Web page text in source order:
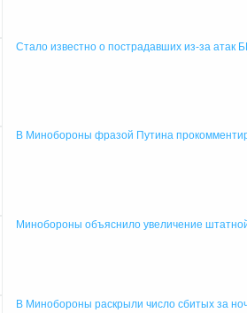
Стало известно о пострадавших из-за атак
В Минобороны фразой Путина
Минобороны объяснило увеличение
В Минобороны раскрыли число сбитых за